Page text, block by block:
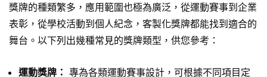
獎牌的種類繁多，應用範圍也極為廣泛，從運動賽事到企業
表彰，從學校活動到個人紀念，客製化獎牌都能找到適合的
舞台。以下列出幾種常見的獎牌類型，供您參考：
運動獎牌： 專為各類運動賽事設計，可根據不同項目定